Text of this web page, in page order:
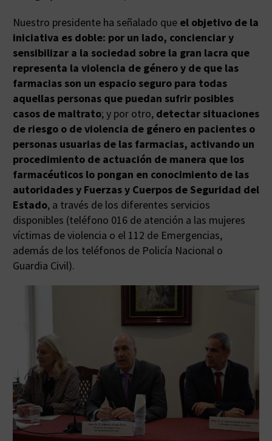
Nuestro presidente ha señalado que el objetivo de la
iniciativa es doble: por un lado, concienciar y
sensibilizar a la sociedad sobre la gran lacra que
representa la violencia de género y de que las
farmacias son un espacio seguro para todas
aquellas personas que puedan sufrir posibles
casos de maltrato; y por otro, detectar situaciones
de riesgo o de violencia de género en pacientes o
personas usuarias de las farmacias, activando un
procedimiento de actuación de manera que los
farmacéuticos lo pongan en conocimiento de las
autoridades y Fuerzas y Cuerpos de Seguridad del
Estado, a través de los diferentes servicios
disponibles (teléfono 016 de atención a las mujeres
víctimas de violencia o el 112 de Emergencias,
además de los teléfonos de Policía Nacional o
Guardia Civil).